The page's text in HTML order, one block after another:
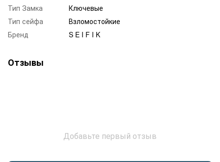
Тип Замка
Ключевые
Тип сейфа
Взломостойкие
Бренд
S E I F I K
Отзывы
Добавьте первый отзыв